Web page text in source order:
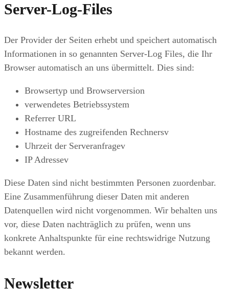
Server-Log-Files
Der Provider der Seiten erhebt und speichert automatisch
Informationen in so genannten Server-Log Files, die Ihr
Browser automatisch an uns übermittelt. Dies sind:
Browsertyp und Browserversion
verwendetes Betriebssystem
Referrer URL
Hostname des zugreifenden Rechnersv
Uhrzeit der Serveranfragev
IP Adressev
Diese Daten sind nicht bestimmten Personen zuordenbar.
Eine Zusammenführung dieser Daten mit anderen
Datenquellen wird nicht vorgenommen. Wir behalten uns
vor, diese Daten nachträglich zu prüfen, wenn uns
konkrete Anhaltspunkte für eine rechtswidrige Nutzung
bekannt werden.
Newsletter